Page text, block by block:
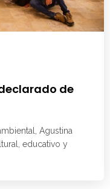
de
Agustina
educativo y